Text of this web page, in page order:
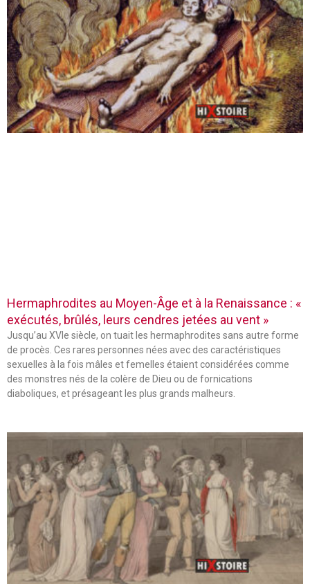
Hermaphrodites au Moyen-Âge et à la Renaissance : «
exécutés, brûlés, leurs cendres jetées au vent »
Jusqu’au XVIe siècle, on tuait les hermaphrodites sans autre forme
de procès. Ces rares personnes nées avec des caractéristiques
sexuelles à la fois mâles et femelles étaient considérées comme
des monstres nés de la colère de Dieu ou de fornications
diaboliques, et présageant les plus grands malheurs.